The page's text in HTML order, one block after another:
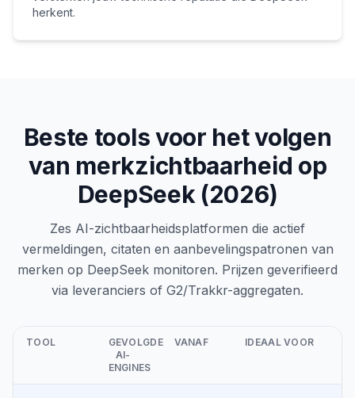
herkent.
Beste tools voor het volgen
van merkzichtbaarheid op
DeepSeek (2026)
Zes AI-zichtbaarheidsplatformen die actief
vermeldingen, citaten en aanbevelingspatronen van
merken op DeepSeek monitoren. Prijzen geverifieerd
via leveranciers of G2/Trakkr-aggregaten.
TOOL
GEVOLGDE
AI-
ENGINES
VANAF IDEAAL VOOR